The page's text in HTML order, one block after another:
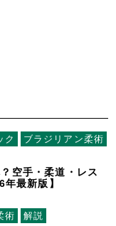
ク
ブラジリアン柔術
空手・柔道・レス
最新版】
術
解説